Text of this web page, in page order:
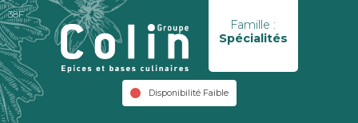
Famille :
Spécialités
Disponibilité Faible
38F